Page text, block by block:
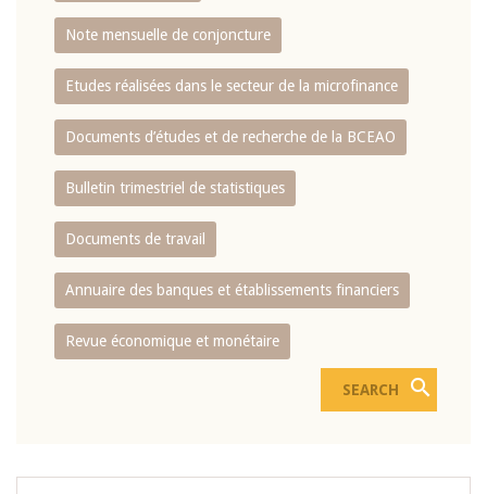
Note mensuelle de conjoncture
Etudes réalisées dans le secteur de la microfinance
Documents d’études et de recherche de la BCEAO
Bulletin trimestriel de statistiques
Documents de travail
Annuaire des banques et établissements financiers
Revue économique et monétaire